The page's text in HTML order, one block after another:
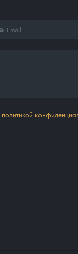
политикой